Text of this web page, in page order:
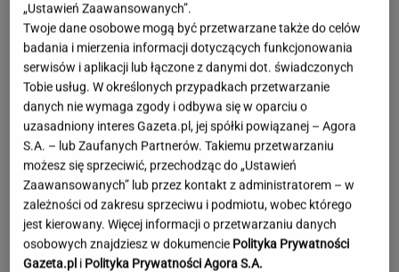
Moby poruszony widokiem w Warszawie. Pod
„Ustawień Zaawansowanych”.
Twoje dane osobowe mogą być przetwarzane także do celów
badania i mierzenia informacji dotyczących funkcjonowania
serwisów i aplikacji lub łączone z danymi dot. świadczonych
Tobie usług. W określonych przypadkach przetwarzanie
danych nie wymaga zgody i odbywa się w oparciu o
uzasadniony interes Gazeta.pl, jej spółki powiązanej – Agora
S.A. – lub Zaufanych Partnerów. Takiemu przetwarzaniu
możesz się sprzeciwić, przechodząc do „Ustawień
Zaawansowanych” lub przez kontakt z administratorem – w
zależności od zakresu sprzeciwu i podmiotu, wobec którego
jest kierowany. Więcej informacji o przetwarzaniu danych
osobowych znajdziesz w dokumencie Polityka Prywatności
Gazeta.pl i Polityka Prywatności Agora S.A.